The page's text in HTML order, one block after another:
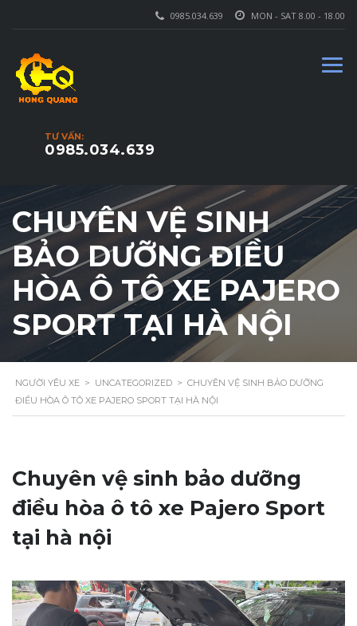
MON - SAT 8.00 - 18.00
0985.034.639
TƯ VẤN:
0985.034.639
CHUYÊN VỆ SINH
BẢO DƯỠNG ĐIỀU
HÒA Ô TÔ XE PAJERO
SPORT TẠI HÀ NỘI
NGƯỜI YÊU XE > UNCATEGORIZED > CHUYÊN VỆ SINH BẢO DƯỠNG
ĐIỀU HÒA Ô TÔ XE PAJERO SPORT TẠI HÀ NỘI
Chuyên vệ sinh bảo dưỡng
điều hòa ô tô xe Pajero Sport
tại hà nội